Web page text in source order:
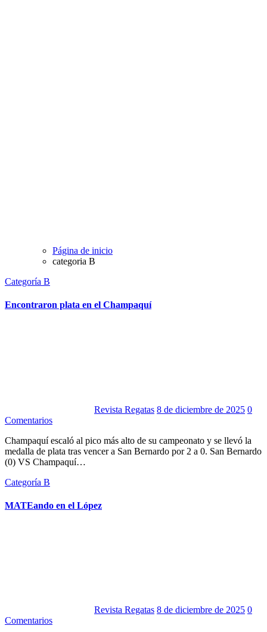
Página de inicio
categoria B
Categoría B
Encontraron plata en el Champaquí
Revista Regatas 8 de diciembre de 2025 0
Comentarios
Champaquí escaló al pico más alto de su campeonato y se llevó la
medalla de plata tras vencer a San Bernardo por 2 a 0. San Bernardo
(0) VS Champaquí…
Categoría B
MATEando en el López
Revista Regatas 8 de diciembre de 2025 0
Comentarios